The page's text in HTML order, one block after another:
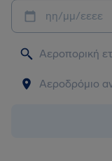
ηη/μμ/εεεε